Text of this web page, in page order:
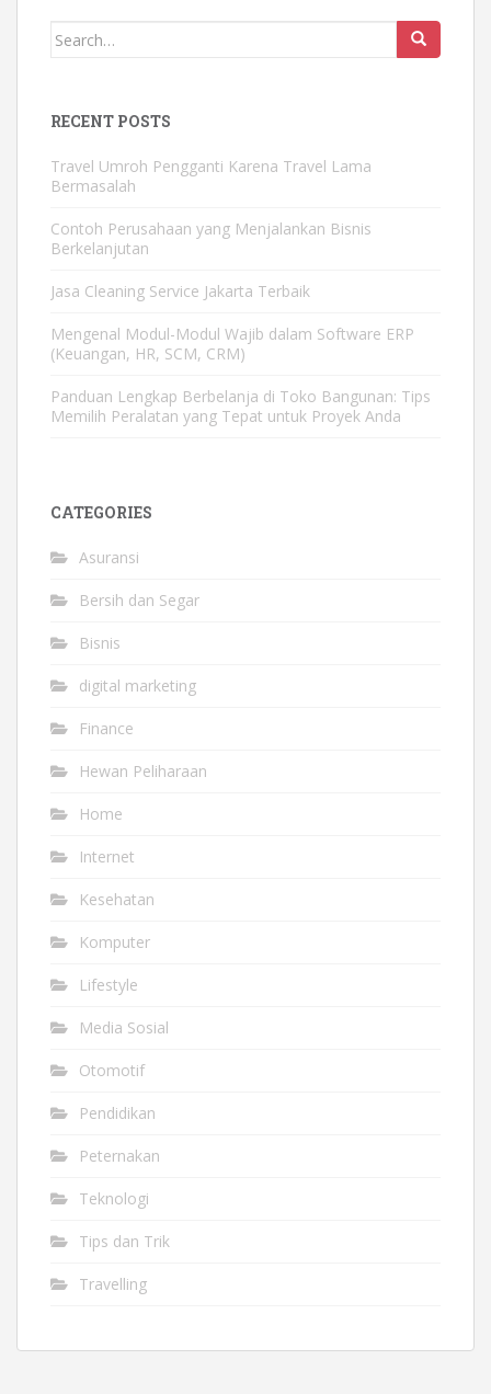
Search
RECENT POSTS
Travel Umroh Pengganti Karena Travel Lama
Bermasalah
Contoh Perusahaan yang Menjalankan Bisnis
Berkelanjutan
Jasa Cleaning Service Jakarta Terbaik
Mengenal Modul-Modul Wajib dalam Software ERP
(Keuangan, HR, SCM, CRM)
Panduan Lengkap Berbelanja di Toko Bangunan: Tips
Memilih Peralatan yang Tepat untuk Proyek Anda
CATEGORIES
Asuransi
Bersih dan Segar
Bisnis
digital marketing
Finance
Hewan Peliharaan
Home
Internet
Kesehatan
Komputer
Lifestyle
Media Sosial
Otomotif
Pendidikan
Peternakan
Teknologi
Tips dan Trik
Travelling